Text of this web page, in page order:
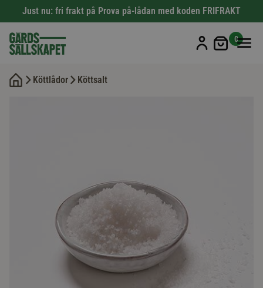
Just nu: fri frakt på Prova på-lådan med koden FRIFRAKT
Min
0
Köttlådor Köttsalt